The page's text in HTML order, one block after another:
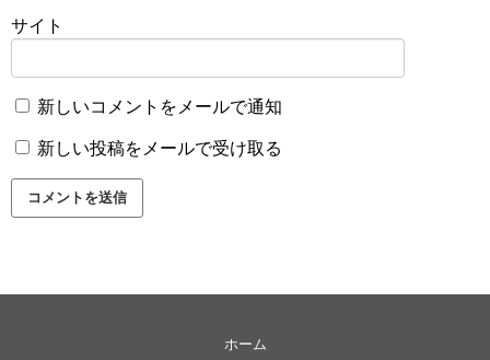
サイト
新しいコメントをメールで通知
新しい投稿をメールで受け取る
ホーム